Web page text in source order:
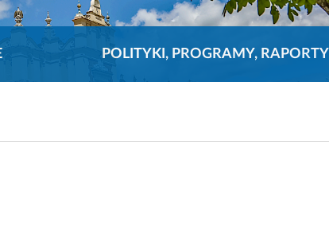
POLITYKI, PROGRAMY, RAPORTY